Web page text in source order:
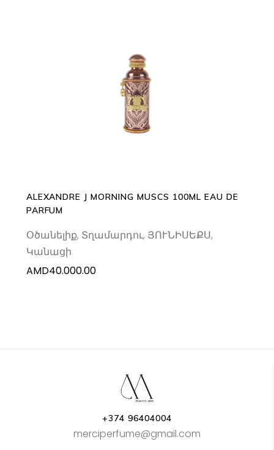
ADD TO CART
ALEXANDRE J MORNING MUSCS 100ML EAU DE
PARFUM
Օծանելիք, Տղամարդու, ՅՈՒՆԻՍԵՔՍ,
Կանացի
AMD40.000.00
+374 96404004
merciperfume@gmail.com